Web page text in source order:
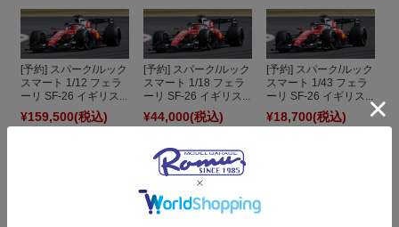
[予約] スパーク/ルック
スマート 1/12 フェラ
ーリ SF-26 イギリス...
¥159,500(税込)
[予約] スパーク/ルック
スマート 1/18 フェラ
ーリ SF-26 イギリス...
¥44,000(税込)
[予約] スパーク/ルック
スマート 1/43 フェラ
ーリ SF-26 イギリス...
¥18,700(税込)